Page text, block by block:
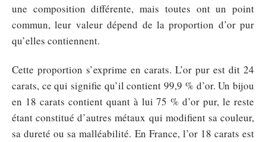
une composition différente, mais toutes ont un point
commun, leur valeur dépend de la proportion d’or pur
qu’elles contiennent.
Cette proportion s’exprime en carats. L’or pur est dit 24
carats, ce qui signifie qu’il contient 99,9 % d’or. Un bijou
en 18 carats contient quant à lui 75 % d’or pur, le reste
étant constitué d’autres métaux qui modifient sa couleur,
sa dureté ou sa malléabilité. En France, l’or 18 carats est